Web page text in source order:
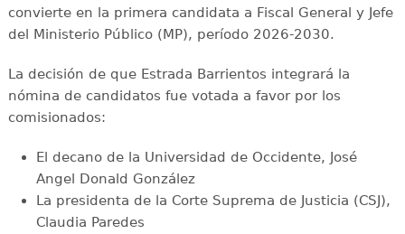
convierte en la primera candidata a Fiscal General y Jefe
del Ministerio Público (MP), período 2026-2030.
La decisión de que Estrada Barrientos integrará la
nómina de candidatos fue votada a favor por los
comisionados:
El decano de la Universidad de Occidente, José
Angel Donald González
La presidenta de la Corte Suprema de Justicia (CSJ),
Claudia Paredes